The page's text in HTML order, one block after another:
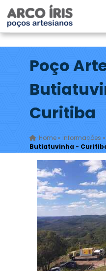
Poço
Curitiba
Home» Informações »
Butiatuvinha -